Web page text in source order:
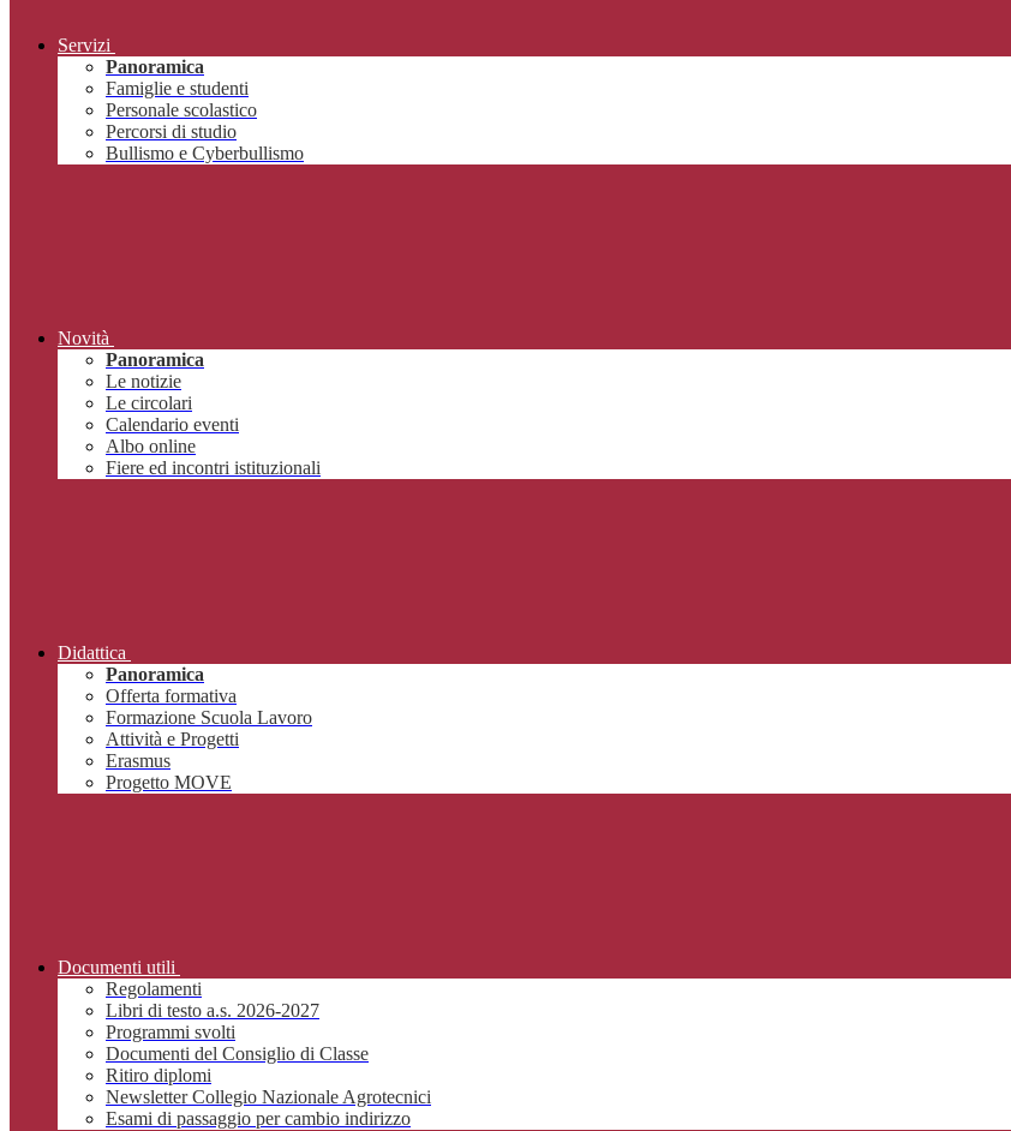
Servizi
Panoramica
Famiglie e studenti
Personale scolastico
Percorsi di studio
Bullismo e Cyberbullismo
Novità
Panoramica
Le notizie
Le circolari
Calendario eventi
Albo online
Fiere ed incontri istituzionali
Didattica
Panoramica
Offerta formativa
Formazione Scuola Lavoro
Attività e Progetti
Erasmus
Progetto MOVE
Documenti utili
Regolamenti
Libri di testo a.s. 2026-2027
Programmi svolti
Documenti del Consiglio di Classe
Ritiro diplomi
Newsletter Collegio Nazionale Agrotecnici
Esami di passaggio per cambio indirizzo